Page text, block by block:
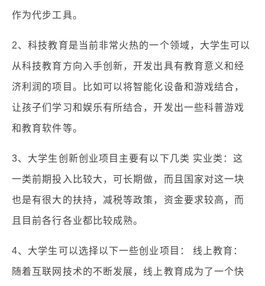
作为代步工具。
2、科技教育是当前非常火热的一个领域，大学生可以
从科技教育方向入手创新，开发出具有教育意义和经
济利润的项目。比如可以将智能化设备和游戏结合，
让孩子们学习和娱乐有所结合，开发出一些科普游戏
和教育软件等。
3、大学生创新创业项目主要有以下几类 实业类：这
一类前期投入比较大，可长期做，而且国家对这一块
也是有很大的扶持，减税等政策，资金要求较高，而
且目前各行各业都比较成熟。
4、大学生可以选择以下一些创业项目： 线上教育：
随着互联网技术的不断发展，线上教育成为了一个快